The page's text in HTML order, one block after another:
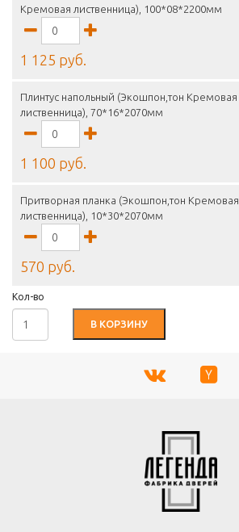
Кремовая лиственница), 100*08*2200мм
1 125 руб.
Плинтус напольный (Экошпон,тон Кремовая
лиственница), 70*16*2070мм
1 100 руб.
Притворная планка (Экошпон,тон Кремовая
лиственница), 10*30*2070мм
570 руб.
Кол-во
В КОРЗИНУ